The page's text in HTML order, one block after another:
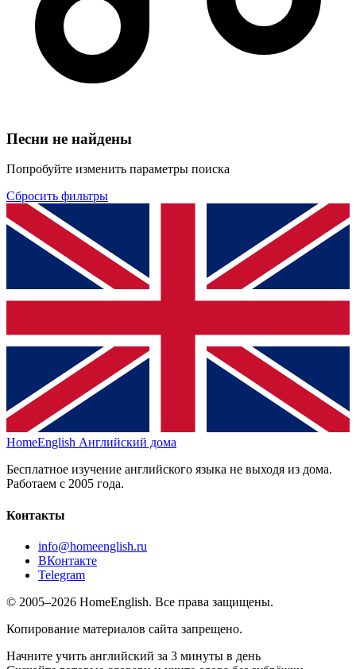
Песни не найдены
Попробуйте изменить параметры поиска
Сбросить фильтры
HomeEnglish Английский дома
Бесплатное изучение английского языка не выходя из дома.
Работаем с 2005 года.
Контакты
info@homeenglish.ru
ВКонтакте
Telegram
© 2005–2026 HomeEnglish. Все права защищены.
Копирование материалов сайта запрещено.
Начните учить английский за 3 минуты в день